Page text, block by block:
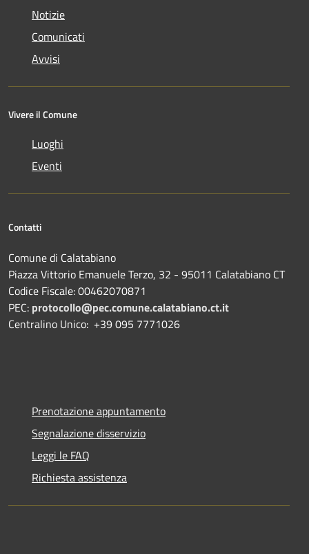
Notizie
Comunicati
Avvisi
Vivere il Comune
Luoghi
Eventi
Contatti
Comune di Calatabiano
Piazza Vittorio Emanuele Terzo, 32 - 95011 Calatabiano CT
Codice Fiscale: 00462070871
PEC: protocollo@pec.comune.calatabiano.ct.it
Centralino Unico: +39 095 7771026
Prenotazione appuntamento
Segnalazione disservizio
Leggi le FAQ
Richiesta assistenza